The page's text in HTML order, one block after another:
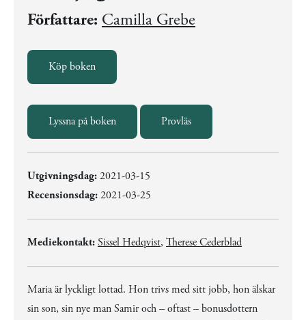
Författare: Camilla Grebe
Köp boken
Lyssna på boken Provläs
Utgivningsdag:2021-03-15
Recensionsdag:2021-03-25
Mediekontakt:Sissel Hedqvist, Therese Cederblad
Maria är lyckligt lottad. Hon trivs med sitt jobb, hon älskar
sin son, sin nye man Samir och – oftast – bonusdottern